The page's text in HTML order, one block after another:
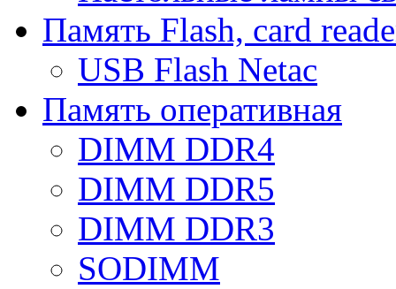
Память Flash, card
USB Flash Netac
Память оперативная
DIMM DDR4
DIMM DDR5
DIMM DDR3
SODIMM